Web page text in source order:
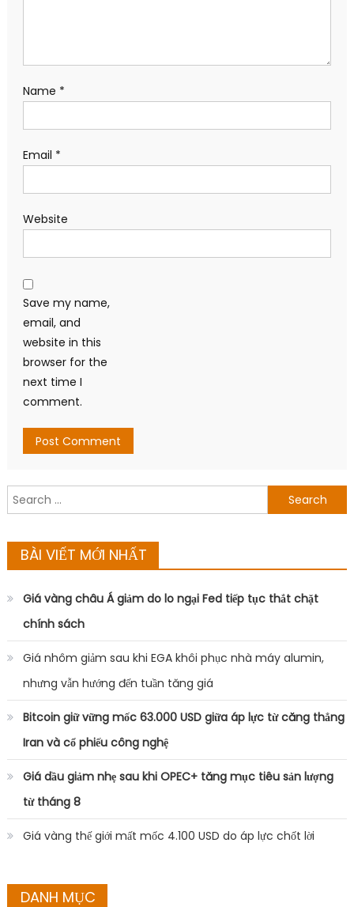
Name *
Email *
Website
Save my name,
email, and
website in this
browser for the
next time I
comment.
Search
for:
BÀI VIẾT MỚI NHẤT
Giá vàng châu Á giảm do lo ngại Fed tiếp tục thắt chặt
chính sách
Giá nhôm giảm sau khi EGA khôi phục nhà máy alumin,
nhưng vẫn hướng đến tuần tăng giá
Bitcoin giữ vững mốc 63.000 USD giữa áp lực từ căng thẳng
Iran và cổ phiếu công nghệ
Giá dầu giảm nhẹ sau khi OPEC+ tăng mục tiêu sản lượng
từ tháng 8
Giá vàng thế giới mất mốc 4.100 USD do áp lực chốt lời
DANH MỤC